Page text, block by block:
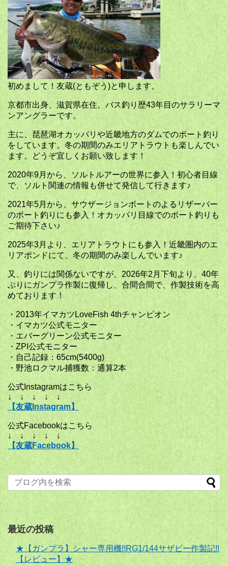
初めまして！友蔵(ともぞう)と申します。
京都市出身、滋賀県在住。バス釣り歴43年目のサラリーマ
ンアングラーです。
主に、琵琶湖オカッパリや近畿地方のダムでのボート釣り
をしています。冬の期間のみエリアトラウトも楽しんでい
ます。どうぞ宜しくお願い致します！
2020年9月から、ソルトルアーの世界に参入！初心者目線
で、ソルト関連の情報も併せて発信して行きます♪
2021年5月から、サウザージョンボートのよるリザーバー
のボート釣りにも参入！オカッパリ目線でのボート釣りも
ご期待下さい♪
2025年3月より、エリアトラウトにも参入！近畿圏内のエ
リアポンドにて、冬の期間のみ楽しんでいます♪
又、釣りには関係ないですが、2026年2月下旬より、40年
ぶりにガンプラ作製に復帰し、合間合間で、作製技術を高
めております！
・2013年イマカツLoveFish 4thチャンピオン
・イマカツ公式モニター
・エバーグリーン公式モニター
・ZPI公式モニター
・自己記録：65cm(5400g)
・野池ロクマル捕獲数：通算2本
公式Instagramはこちら
↓ ↓ ↓ ↓ ↓
【友蔵Instagram】
公式Facebookはこちら
↓ ↓ ↓ ↓ ↓
【友蔵Facebook】
最近の投稿
★【ガンプラ】シャー専用機!!RG1/144サザビー作製記!!
【レビュー】★